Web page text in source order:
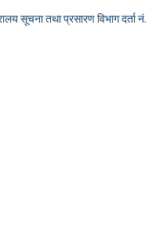
सूचना तथा प्रसारण विभाग दर्ता नं.